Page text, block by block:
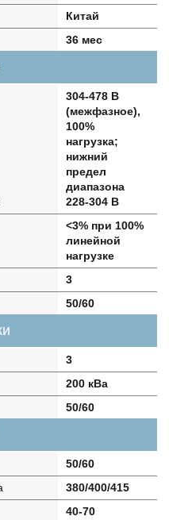
Китай
36 мес
304-478 В
(межфазное),
100%
нагрузка;
нижний
предел
диапазона
228-304 В
<3% при 100%
линейной
нагрузке
3
50/60
3
200 кВа
50/60
50/60
380/400/415
40-70